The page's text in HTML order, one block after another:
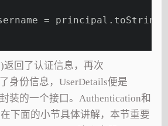
=
返回了认证信息，再次
身份信息，UserDetails便是
装的一个接口。Authentication和
下面的小节具体讲解，本节重要